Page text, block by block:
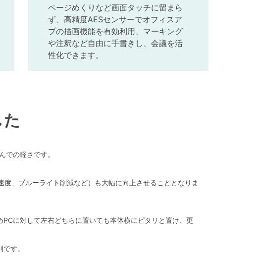
ページめくりなど画面タッチに留まら
ず、高精度AESセンサーでオフィスア
プの描画機能を有効利用、マーキング
や注釈など自由に手書きし、会議を活
性化できます。
の軽さです。
、ブルーライト削減など）も大幅に向上させることとなりま
に対して左右どちらに置いても本体横にピタリと置け、更
す。